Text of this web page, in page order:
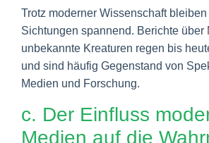
Trotz moderner Wissenschaft
Sichtungen spannend. Berichte über
unbekannte Kreaturen regen bis
und sind häufig Gegenstand von
Medien und Forschung.
c. Der Einfluss
Medien auf die